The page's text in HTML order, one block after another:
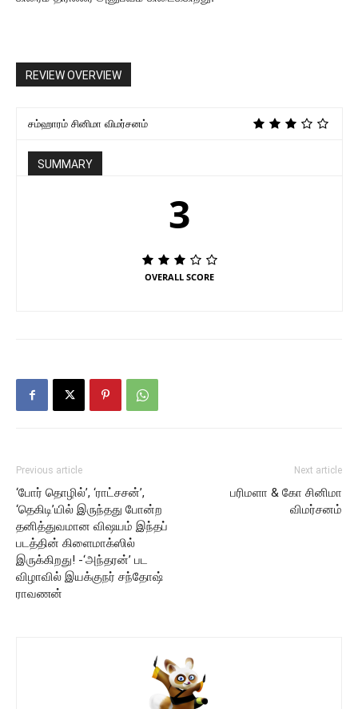
REVIEW OVERVIEW
சம்ஹாரம் சினிமா விமர்சனம்
SUMMARY
3
OVERALL SCORE
Previous article
‘போர் தொழில்’, ‘ராட்சசன்’,
‘தெகிடி’யில் இருந்தது போன்ற
தனித்துவமான விஷயம் இந்தப்
படத்தின் கிளைமாக்ஸில்
இருக்கிறது! -‘அந்தரன்’ பட
விழாவில் இயக்குநர் சந்தோஷ்
ராவணன்
Next article
பரிமளா & கோ சினிமா
விமர்சனம்